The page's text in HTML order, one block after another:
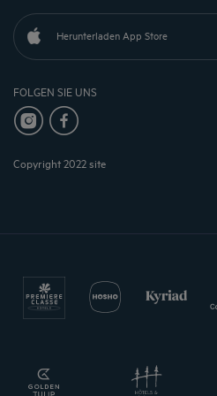
Herunterladen App Store
FOLGEN SIE UNS
Copyright 2022 site